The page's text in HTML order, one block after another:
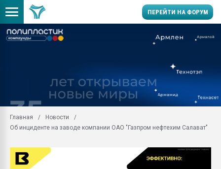
ПЕРЕЙТИ НА ФОРУМ
умельцы изготовили
колонок полностью из
Продажа готового
производство SPC
29.07.2026 ФРП помог
Помощь в подборе
Главная
Новости
Об инциденте на заводе компании ОАО "Газпром нефтехим Салават"